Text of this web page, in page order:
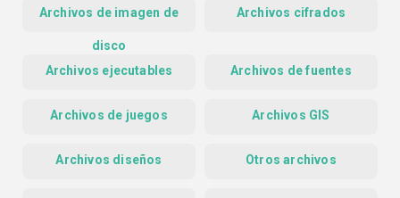
Archivos de imagen de
disco
Archivos cifrados
Archivos ejecutables Archivos de fuentes
Archivos de juegos Archivos GIS
Archivos diseños Otros archivos